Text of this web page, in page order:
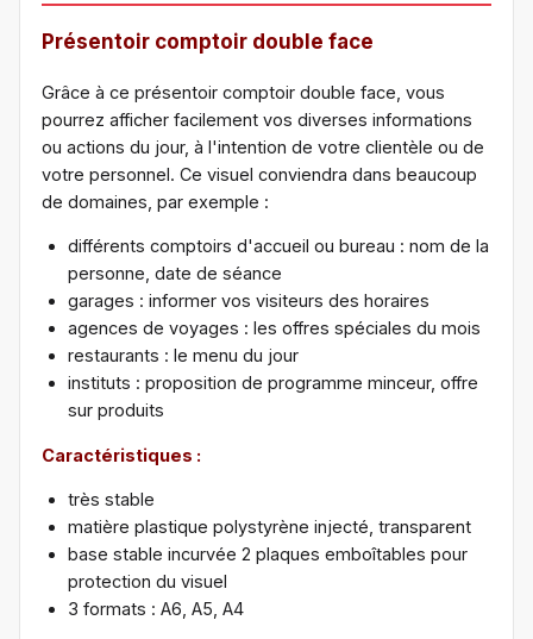
Présentoir comptoir double face
Grâce à ce présentoir comptoir double face, vous
pourrez afficher facilement vos diverses informations
ou actions du jour, à l'intention de votre clientèle ou de
votre personnel. Ce visuel conviendra dans beaucoup
de domaines, par exemple :
différents comptoirs d'accueil ou bureau : nom de la
personne, date de séance
garages : informer vos visiteurs des horaires
agences de voyages : les offres spéciales du mois
restaurants : le menu du jour
instituts : proposition de programme minceur, offre
sur produits
Caractéristiques :
très stable
matière plastique polystyrène injecté, transparent
base stable incurvée 2 plaques emboîtables pour
protection du visuel
3 formats : A6, A5, A4